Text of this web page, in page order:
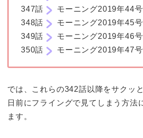
347話
モーニング2019年44
348話
モーニング2019年45
349話
モーニング2019年46
350話
モーニング2019年47
では、これらの342話以降をサクッ
日前にフライングで見てしまう方法
ます。